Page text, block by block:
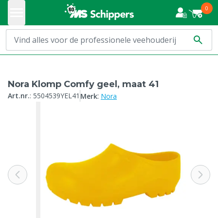
0
Nora Klomp Comfy geel, maat 41
Art.nr.: 5504539YEL41 Merk: Nora